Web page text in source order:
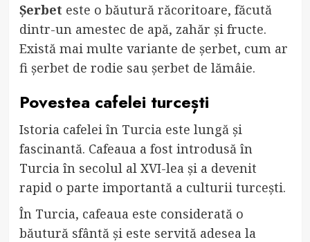
Șerbet este o băutură răcoritoare, făcută
dintr-un amestec de apă, zahăr și fructe.
Există mai multe variante de șerbet, cum ar
fi șerbet de rodie sau șerbet de lămâie.
Povestea cafelei turcești
Istoria cafelei în Turcia este lungă și
fascinantă. Cafeaua a fost introdusă în
Turcia în secolul al XVI-lea și a devenit
rapid o parte importantă a culturii turcești.
În Turcia, cafeaua este considerată o
băutură sfântă și este servită adesea la